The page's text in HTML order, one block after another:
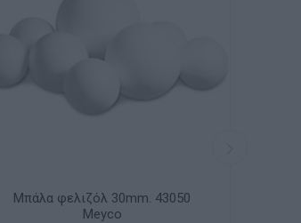
Μπάλα φελιζόλ 40mm 43051 Meyco